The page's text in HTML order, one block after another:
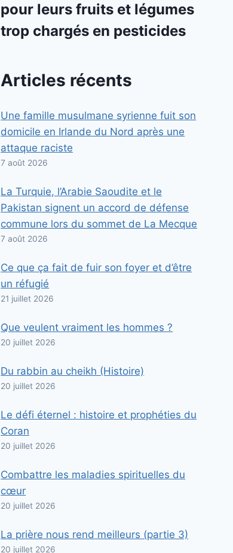
pour leurs fruits et légumes
trop chargés en pesticides
Articles récents
Une famille musulmane syrienne fuit son
domicile en Irlande du Nord après une
attaque raciste
7 août 2026
La Turquie, l’Arabie Saoudite et le
Pakistan signent un accord de défense
commune lors du sommet de La Mecque
7 août 2026
Ce que ça fait de fuir son foyer et d’être
un réfugié
21 juillet 2026
Que veulent vraiment les hommes ?
20 juillet 2026
Du rabbin au cheikh (Histoire)
20 juillet 2026
Le défi éternel : histoire et prophéties du
Coran
20 juillet 2026
Combattre les maladies spirituelles du
cœur
20 juillet 2026
La prière nous rend meilleurs (partie 3)
20 juillet 2026